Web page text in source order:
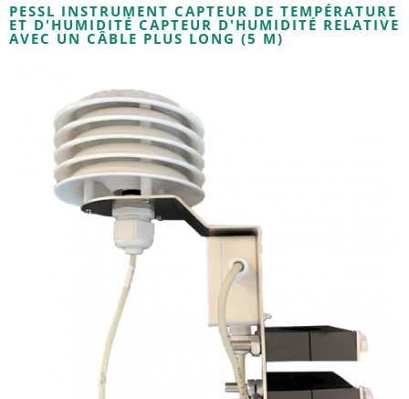
PESSL INSTRUMENT CAPTEUR DE TEMPÉRATURE
ET D'HUMIDITÉ CAPTEUR D'HUMIDITÉ RELATIVE
AVEC UN CÂBLE PLUS LONG (5 M)